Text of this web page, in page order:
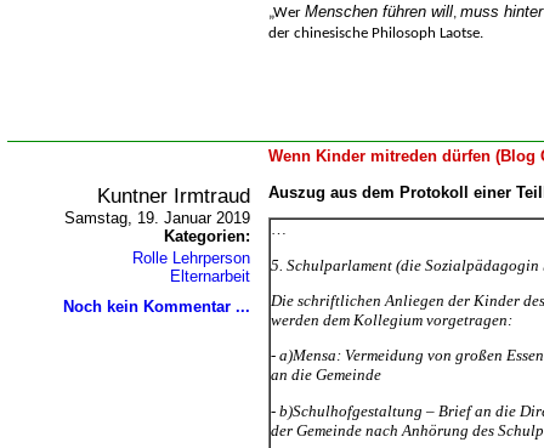
Wer Menschen führen will, muss
der chinesische Philosoph Laotse.
Wenn Kinder mitreden dürfen (Blog
Kuntner Irmtraud
Samstag, 19. Januar 2019
Kategorien:
Rolle Lehrperson
Elternarbeit
Noch kein Kommentar ...
Auszug aus dem Protokoll einer
5. Schulparlament (die Sozialpädagogin
Die schriftlichen Anliegen der Kinder
werden dem Kollegium vorgetragen:
- a)Mensa: Vermeidung von großen
an die Gemeinde
- b)Schulhofgestaltung – Brief an die
der Gemeinde nach Anhörung des